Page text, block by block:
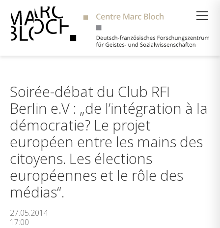
Soirée-débat du Club RFI
Berlin e.V : „de l’intégration à la
démocratie? Le projet
européen entre les mains des
citoyens. Les élections
européennes et le rôle des
médias“.
27.05.2014
17:00